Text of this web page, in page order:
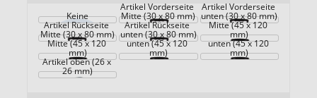
Keine
Artikel Vorderseite
Mitte (30 x 80 mm)
Artikel Vorderseite
unten (30 x 80 mm)
Artikel Rückseite
Mitte (30 x 80 mm)
Artikel Rückseite
unten (30 x 80 mm)
Artikel Vorderseite
Mitte (45 x 120
mm)
Artikel Rückseite
Mitte (45 x 120
mm)
Artikel Vorderseite
unten (45 x 120
mm)
Artikel Rückseite
unten (45 x 120
mm)
Artikel oben (26 x
26 mm)